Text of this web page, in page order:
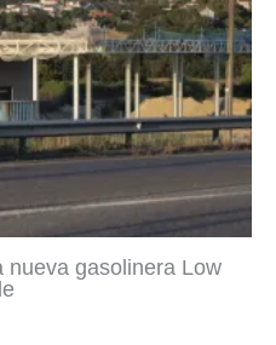
nueva gasolinera Low